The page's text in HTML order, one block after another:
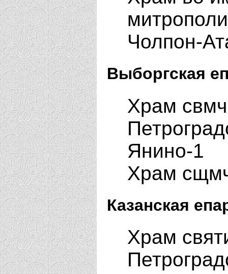
Чолпон-
Выборгская
Храм
Янино-1
Храм
Казанская
Храм